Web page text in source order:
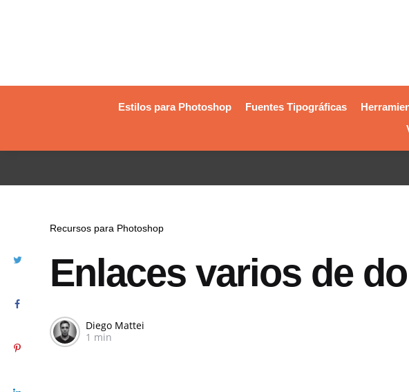
Estilos para Photoshop Fuentes Tipográficas
Recursos para Photoshop
Enlaces varios de
Diego Mattei
1 min